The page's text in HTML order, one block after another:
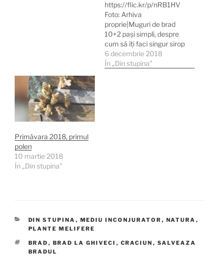
https://flic.kr/p/nRB1HV
Foto: Arhiva
proprie|Muguri de brad
10+2 pași simpli, despre
cum să îți faci singur sirop
de muguri de brad,
macerati la rece. În miere
6 decembrie 2018
În „Din stupina”
Primăvara 2018, primul
polen
10 martie 2018
În „Din stupina”
CATEGORII
DIN STUPINA , MEDIU INCONJURATOR , NATURA ,
PLANTE MELIFERE
ETICHETE
BRAD , BRAD LA GHIVECI , CRACIUN , SALVEAZA
BRADUL